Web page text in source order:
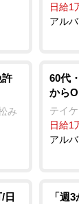
日給1
アル
許
み
60代
から
テイ
日給1
アル
日
「週